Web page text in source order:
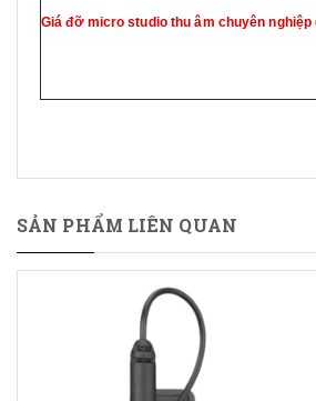
Giá đỡ micro studio thu âm chuyên nghiệp
SẢN PHẨM LIÊN QUAN